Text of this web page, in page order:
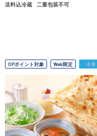
送料込冷蔵 二重包装不可
OPポイント対象 Web限定 冷凍